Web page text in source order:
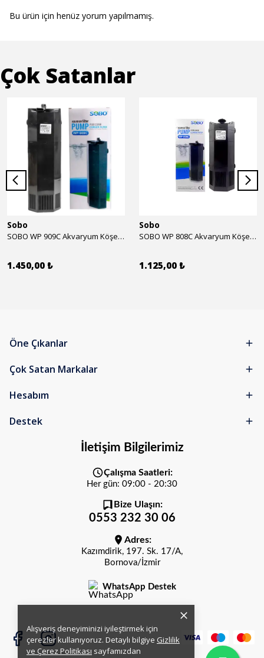
Alışveriş deneyiminizi iyileştirmek için
çerezler kullanıyoruz. Detaylı bilgiye Gizlilik
ve Çerez Politikası sayfamızdan
Bu ürün için henüz yorum yapılmamış.
Çok Satanlar
Sobo
SOBO WP 909C Akvaryum Köşe İç Filtre 1600 l/h 28w
1.450,00 ₺
Sobo
SOBO WP 808C Akvaryum Köşe İç Filtre 800 l/h 15w
1.125,00 ₺
Öne Çıkanlar
Çok Satan Markalar
Hesabım
Destek
İletişim Bilgilerimiz
Çalışma Saatleri:
Her gün: 09:00 - 20:30
Bize Ulaşın:
0553 232 30 06
Adres:
Kazımdirik, 197. Sk. 17/A,
Bornova/İzmir
WhatsApp Destek